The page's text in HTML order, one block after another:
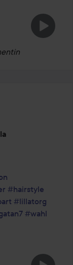
#hairstyle
#lillatorg
#wahl